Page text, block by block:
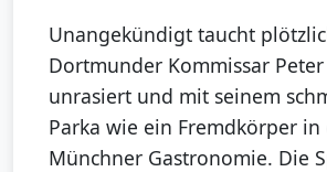
Unangekündigt taucht
Dortmunder Kommissar
unrasiert und mit seinem
Parka wie ein Fremdkörper in
Münchner Gastronomie. Die